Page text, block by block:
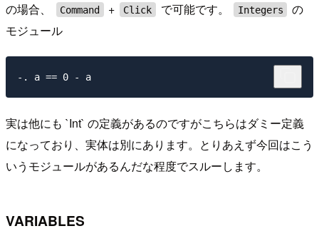
の場合、
Command + Click で可能です。 Integers
の
モジュール
実は他にも `Int` の定義があるのですがこちらはダミー定義
になっており、実体は別にあります。とりあえず今回はこう
いうモジュールがあるんだな程度でスルーします。
VARIABLES